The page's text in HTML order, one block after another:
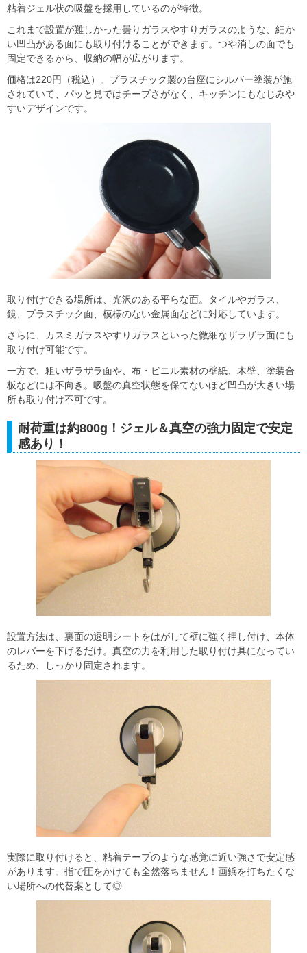
粘着ジェル状の吸盤を採用しているのが特徴。
これまで設置が難しかった曇りガラスやすりガラスのような、細か
い凹凸がある面にも取り付けることができます。つや消しの面でも
固定できるから、収納の幅が広がります。
価格は220円（税込）。プラスチック製の台座にシルバー塗装が施
されていて、パッと見ではチープさがなく、キッチンにもなじみや
すいデザインです。
取り付けできる場所は、光沢のある平らな面。タイルやガラス、
鏡、プラスチック面、模様のない金属面などに対応しています。
さらに、カスミガラスやすりガラスといった微細なザラザラ面にも
取り付け可能です。
一方で、粗いザラザラ面や、布・ビニル素材の壁紙、木壁、塗装合
板などには不向き。吸盤の真空状態を保てないほど凹凸が大きい場
所も取り付け不可です。
耐荷重は約800g！ジェル＆真空の強力固定で安定
感あり！
設置方法は、裏面の透明シートをはがして壁に強く押し付け、本体
のレバーを下げるだけ。真空の力を利用した取り付け具になってい
るため、しっかり固定されます。
実際に取り付けると、粘着テープのような感覚に近い強さで安定感
があります。指で圧をかけても全然落ちません！画鋲を打ちたくな
い場所への代替案として◎